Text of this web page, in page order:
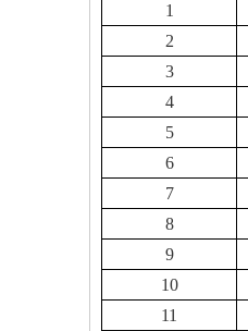
1
2
3
4
5
6
7
8
9
10
11